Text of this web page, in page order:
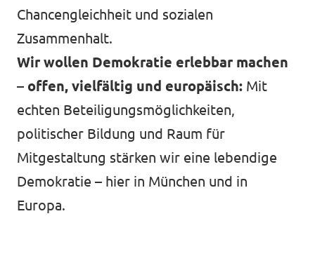
Chancengleichheit und sozialen
Zusammenhalt.
Wir wollen Demokratie erlebbar machen
– offen, vielfältig und europäisch: Mit
echten Beteiligungsmöglichkeiten,
politischer Bildung und Raum für
Mitgestaltung stärken wir eine lebendige
Demokratie – hier in München und in
Europa.